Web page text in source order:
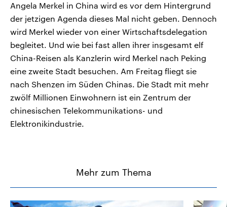
Angela Merkel in China wird es vor dem Hintergrund
der jetzigen Agenda dieses Mal nicht geben. Dennoch
wird Merkel wieder von einer Wirtschaftsdelegation
begleitet. Und wie bei fast allen ihrer insgesamt elf
China-Reisen als Kanzlerin wird Merkel nach Peking
eine zweite Stadt besuchen. Am Freitag fliegt sie
nach Shenzen im Süden Chinas. Die Stadt mit mehr
zwölf Millionen Einwohnern ist ein Zentrum der
chinesischen Telekommunikations- und
Elektronikindustrie.
Mehr zum Thema